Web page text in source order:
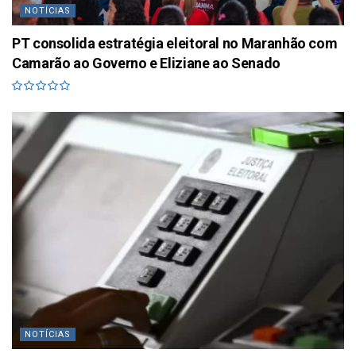
NOTÍCIAS
PT consolida estratégia eleitoral no Maranhão com
Camarão ao Governo e Eliziane ao Senado
NOTÍCIAS